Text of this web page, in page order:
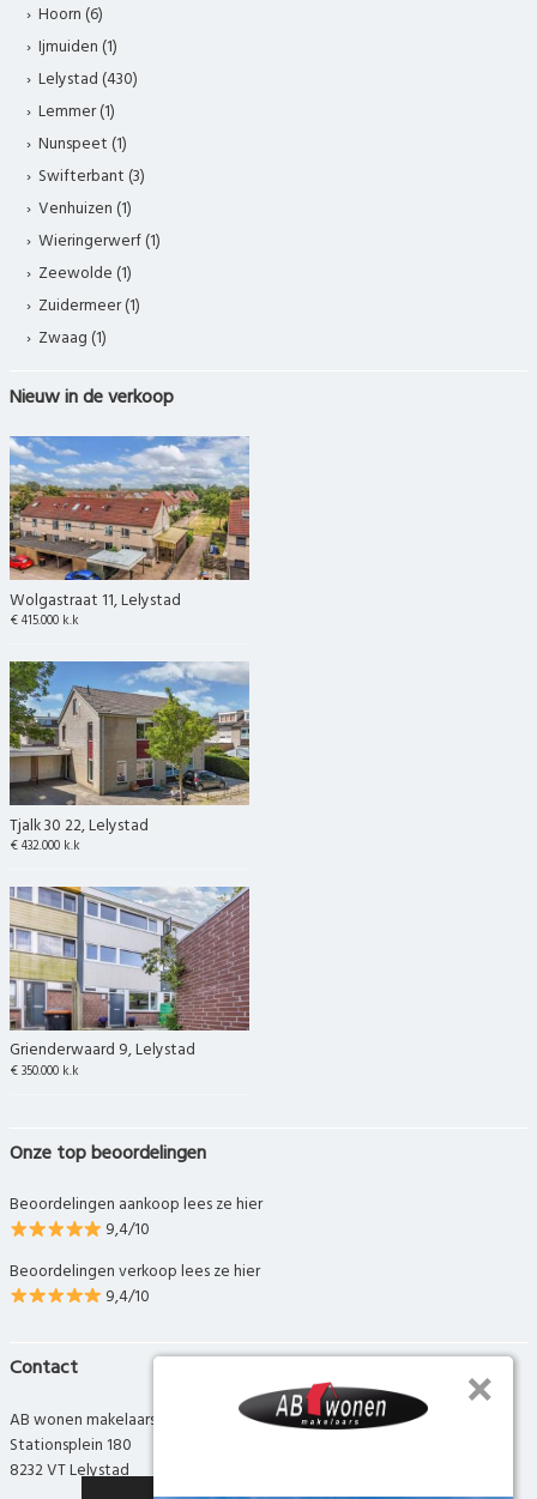
Hoorn (6)
Ijmuiden (1)
Lelystad (430)
Lemmer (1)
Nunspeet (1)
Swifterbant (3)
Venhuizen (1)
Wieringerwerf (1)
Zeewolde (1)
Zuidermeer (1)
Zwaag (1)
Nieuw in de verkoop
Wolgastraat 11, Lelystad
€ 415.000 k.k
Tjalk 30 22, Lelystad
€ 432.000 k.k
Grienderwaard 9, Lelystad
€ 350.000 k.k
Onze top beoordelingen
Beoordelingen aankoop lees ze hier
9,4/10
Beoordelingen verkoop lees ze hier
9,4/10
Contact
AB wonen makelaars
Stationsplein 180
8232 VT Lelystad